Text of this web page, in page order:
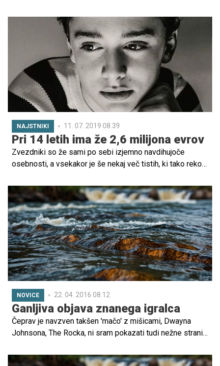
medsebojnih odnosov.
NAJSTNIKI 11. 07. 2019 08.39
Pri 14 letih ima že 2,6 milijona evrov
Zvezdniki so že sami po sebi izjemno navdihujoče
osebnosti, a vsekakor je še nekaj več tistih, ki tako rekoč
razvijajo v velike zvezde. Ti so za javnost veliko bolj
zanimivi kot njihovi odrasli kolegi, saj vse zanima, v
katero smer bo krenila njihova pot. Številni na poti
omagajo, klonejo pod pritiski medijev in družbe, drugim
uspe vse pritiske uspešno unovčiti v svojo rastočo
kariero in se povzpeti med mlade milijonarje. Eno takih
zgodb vam predstavljamo danes: pod drobnogled smo
namreč vzeli kariero vzhajajoče igralske zvezde Noaha
Schnappa.
NOVICE 22. 04. 2016 08.12
Ganljiva objava znanega igralca
Čeprav je navzven takšen 'mačo' z mišicami, Dwayna
Johnsona, The Rocka, ni sram pokazati tudi nežne strani.
Jasmine.